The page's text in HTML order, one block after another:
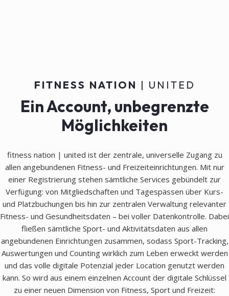
FITNESS NATION | UNITED
Ein Account, unbegrenzte
Möglichkeiten
fitness nation | united ist der zentrale, universelle Zugang zu
allen angebundenen Fitness- und Freizeiteinrichtungen. Mit nur
einer Registrierung stehen sämtliche Services gebündelt zur
Verfügung: von Mitgliedschaften und Tagespässen über Kurs-
und Platzbuchungen bis hin zur zentralen Verwaltung relevanter
Fitness- und Gesundheitsdaten – bei voller Datenkontrolle. Dabei
fließen sämtliche Sport- und Aktivitätsdaten aus allen
angebundenen Einrichtungen zusammen, sodass Sport-Tracking,
Auswertungen und Counting wirklich zum Leben erweckt werden
und das volle digitale Potenzial jeder Location genutzt werden
kann. So wird aus einem einzelnen Account der digitale Schlüssel
zu einer neuen Dimension von Fitness, Sport und Freizeit: